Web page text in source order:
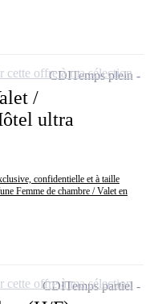
/
ultra
confidentielle et à taille
Femme de chambre / Valet en
CDITemps plein
cette offre à ma sélection
CDITemps partiel
cette offre à ma sélection